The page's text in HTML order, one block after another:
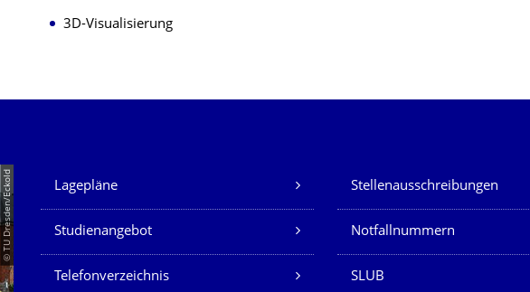
3D-Visualisierung
© TU Dresden/Eckold Unsere Dienste
Lagepläne Stellenausschreibungen
Studienangebot Notfallnummern
Telefonverzeichnis SLUB